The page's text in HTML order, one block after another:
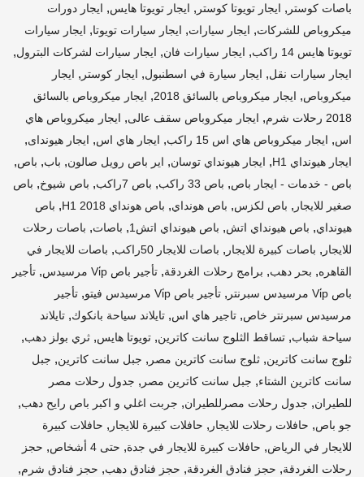
باصات كوستر , ايجار تويوتا كوستر , ايجار تويوتا هايس, ايجار دورات
ميكروباص للشركات, ايجار سيارات, ايجار سيارات تويوتا, ايجار سيارات
تويوتا هايس 14 راكب
, ايجار سيارات فان, ايجار سيارات لشركات البترول,
ايجار سيارات نقل, ايجار سيارة في اسطنبول, ايجار كوستر , ايجار
ميكروباص, ايجار ميكروباص بالسائق 2018 , ايجار ميكروباص بالسائق
2018 رحلات شرم
, ايجار ميكروباص سقف عالى, ايجار ميكروباص هاي
اس, ايجار ميكروباص هاي اس 15 راكب , ايجار هاي اس, ايجار هيونداى,
ايجار هيونداي H1 , ايجار هيونداي توسان, اير باص رويل صالون, باب, باص,
باص - خدمات - ايجار باص, باص 33 راكب , باص 7راكب , باص شيوخ, باص
صغير للايجار , باص لكزس, باص هونداي, باص هونداي H1 2018 , باص
هيونداي, باص هيونداي اتش, باص هيونداي اتش1 , باصات, باصات رحلات
للايجار , باصات كبيرة للايجار , باصات للايجار 50راكب , باصات للايجار في
القاهره, بحر دهب, برامج رحلات الغردقة, تأجير باص Vi̇p مرسيدس , تأجير
باص Vi̇p مرسيدس سبرنتر
, تأجير باص Vi̇p مرسيدس فيتو , تأجير
مرسيدس سبرنتر خاص, تاجير هاي اس, تايلاند سياحة بانكوك, تايلاند
سياحة شباب, تساقط الثلوج سانت كاترين, تويوتا هايس, ثري بولز دهب,
ثلوج سانت كاترين, ثلوج سانت كاترين مصر , جبل سانت كاترين, جبل
سانت كاترين الشتاء, جبل سانت كاترين مصر , جدول رحلات مصر
للطيران, جدول رحلات مصرللطيران, جربت اغلي و اكبر باص رايح دهب,
جو باص, حافلات رحلات للايجار , حافلات كبيرة للايجار , حافلات كبيرة
للايجار في الرياض, حافلات كبيرة للايجار في جدة, حتى 4 أشخاص , حجز
رحلات الغردقة, حجز فنادق الغردقة, حجز فنادق دهب, حجز فنادق شرم,